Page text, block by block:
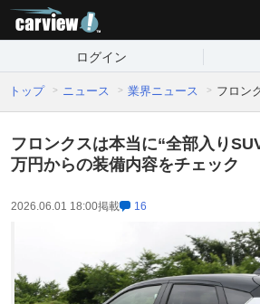
ログイン
トップ ニュース 業界ニュース フロン
フロンクスは本当に“全部入り
万円からの装備内容をチェック
2026.06.01 18:00掲載 16